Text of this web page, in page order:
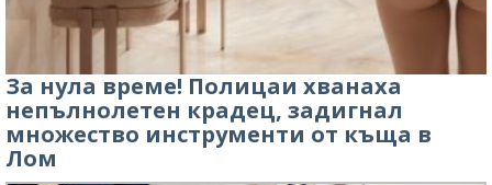
За нула време! Полицаи хванаха
непълнолетен крадец, задигнал
множество инструменти от къща в
Лом